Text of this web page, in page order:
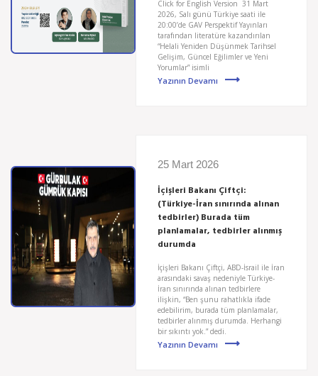
Click for English Version 31 Mart
2026, Salı günü Türkiye saati ile
20:00’de GAV Perspektif Yayınları
tarafından literatüre kazandırılan
“Helali Yeniden Düşünmek Tarihsel
Gelişim, Güncel Eğilimler ve Yeni
Yorumlar” isimli
Yazının Devamı
25 Mart 2026
İçişleri Bakanı Çiftçi:
(Türkiye-İran sınırında alınan
tedbirler) Burada tüm
planlamalar, tedbirler alınmış
durumda
İçişleri Bakanı Çiftçi, ABD-İsrail ile İran
arasındaki savaş nedeniyle Türkiye-
İran sınırında alınan tedbirlere
ilişkin, “Ben şunu rahatlıkla ifade
edebilirim, burada tüm planlamalar,
tedbirler alınmış durumda. Herhangi
bir sıkıntı yok.” dedi.
Yazının Devamı